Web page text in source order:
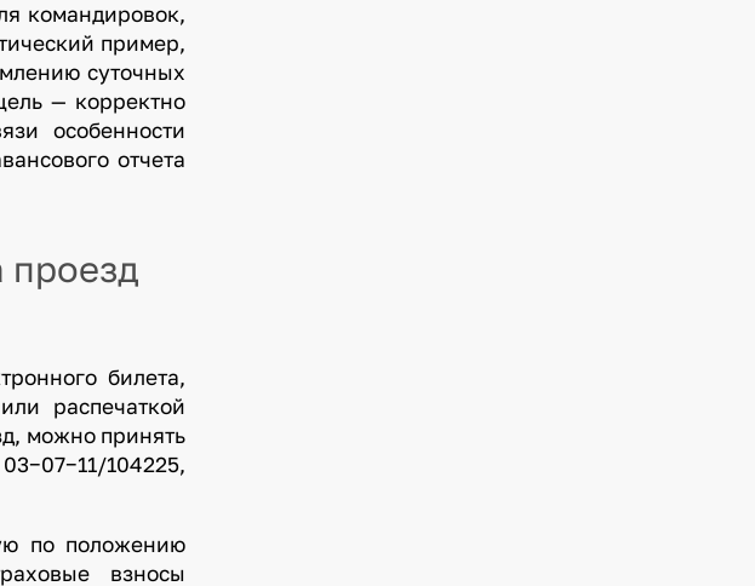
командировок,
пример,
суточных
— корректно
особенности
отчета
проезд
билета,
распечаткой
можно принять
104225,
по положению
взносы